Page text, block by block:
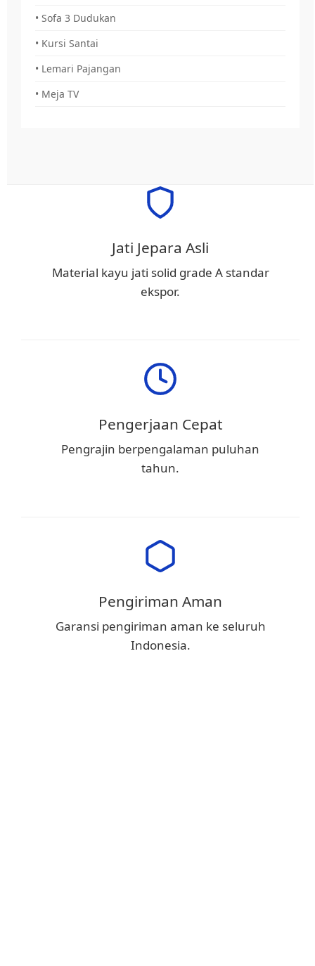
• Sofa 3 Dudukan
• Kursi Santai
• Lemari Pajangan
• Meja TV
Jati Jepara Asli
Material kayu jati solid grade A standar
ekspor.
Pengerjaan Cepat
Pengrajin berpengalaman puluhan
tahun.
Pengiriman Aman
Garansi pengiriman aman ke seluruh
Indonesia.